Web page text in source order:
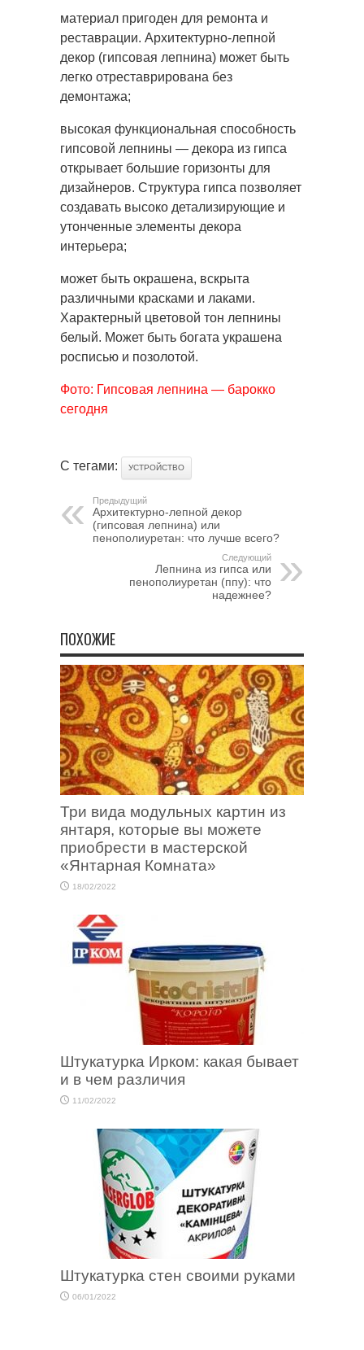
материал пригоден для ремонта и
реставрации. Архитектурно-лепной
декор (гипсовая лепнина) может быть
легко отреставрирована без
демонтажа;
высокая функциональная способность
гипсовой лепнины — декора из гипса
открывает большие горизонты для
дизайнеров. Структура гипса позволяет
создавать высоко детализирующие и
утонченные элементы декора
интерьера;
может быть окрашена, вскрыта
различными красками и лаками.
Характерный цветовой тон лепнины
белый. Может быть богата украшена
росписью и позолотой.
Фото: Гипсовая лепнина — барокко
сегодня
С тегами: УСТРОЙСТВО
Предыдущий
Архитектурно-лепной декор
(гипсовая лепнина) или
пенополиуретан: что лучше всего?
Следующий
Лепнина из гипса или
пенополиуретан (ппу): что
надежнее?
ПОХОЖИЕ
Три вида модульных картин из
янтаря, которые вы можете
приобрести в мастерской
«Янтарная Комната»
18/02/2022
Штукатурка Ирком: какая бывает
и в чем различия
11/02/2022
Штукатурка стен своими руками
06/01/2022